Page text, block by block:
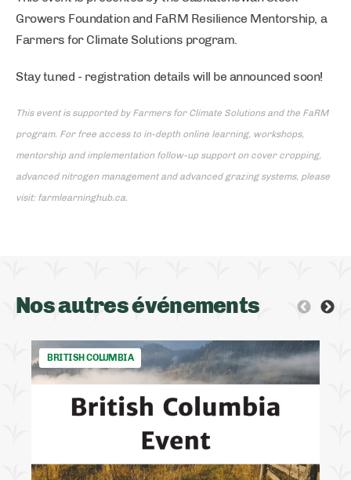
Growers Foundation and FaRM Resilience Mentorship, a
Farmers for Climate Solutions program.
Stay tuned - registration details will be announced soon!
This event is supported by Farmers for Climate Solutions and the FaRM
program. For free access to in-depth online learning, workshops,
mentorship and implementation follow-up support on cover cropping,
advanced nitrogen management and advanced grazing systems, please
visit: farmlearninghub.ca.
Nos autres événements
BRITISH COLUMBIA